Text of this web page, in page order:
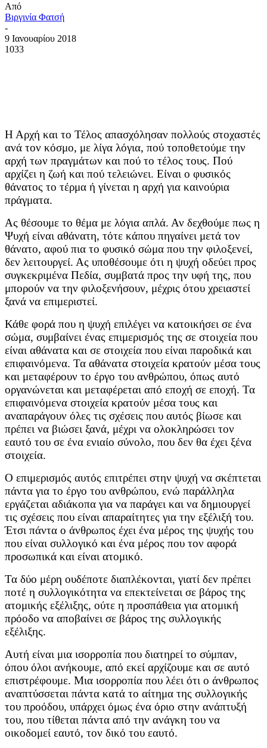
Από
Βιργινία Φατσή
-
9 Ιανουαρίου 2018
1033
Η Αρχή και το Τέλος απασχόλησαν πολλούς στοχαστές
ανά τον κόσμο, με λίγα λόγια, πού τοποθετούμε την
αρχή των πραγμάτων και πού το τέλος τους. Πού
αρχίζει η ζωή και πού τελειώνει. Είναι ο φυσικός
θάνατος το τέρμα ή γίνεται η αρχή για καινούρια
πράγματα.
Ας θέσουμε το θέμα με λόγια απλά. Αν δεχθούμε πως η
Ψυχή είναι αθάνατη, τότε κάπου πηγαίνει μετά τον
θάνατο, αφού πια το φυσικό σώμα που την φιλοξενεί,
δεν λειτουργεί. Ας υποθέσουμε ότι η ψυχή οδεύει προς
συγκεκριμένα Πεδία, συμβατά προς την υφή της, που
μπορούν να την φιλοξενήσουν, μέχρις ότου χρειαστεί
ξανά να επιμεριστεί.
Κάθε φορά που η ψυχή επιλέγει να κατοικήσει σε ένα
σώμα, συμβαίνει ένας επιμερισμός της σε στοιχεία που
είναι αθάνατα και σε στοιχεία που είναι παροδικά και
επιφαινόμενα. Τα αθάνατα στοιχεία κρατούν μέσα τους
και μεταφέρουν το έργο του ανθρώπου, όπως αυτό
οργανώνεται και μεταφέρεται από εποχή σε εποχή. Τα
επιφαινόμενα στοιχεία κρατούν μέσα τους και
αναπαράγουν όλες τις σχέσεις που αυτός βίωσε και
πρέπει να βιώσει ξανά, μέχρι να ολοκληρώσει τον
εαυτό του σε ένα ενιαίο σύνολο, που δεν θα έχει ξένα
στοιχεία.
Ο επιμερισμός αυτός επιτρέπει στην ψυχή να σκέπτεται
πάντα για το έργο του ανθρώπου, ενώ παράλληλα
εργάζεται αδιάκοπα για να παράγει και να δημιουργεί
τις σχέσεις που είναι απαραίτητες για την εξέλιξή του.
Έτσι πάντα ο άνθρωπος έχει ένα μέρος της ψυχής του
που είναι συλλογικό και ένα μέρος που τον αφορά
προσωπικά και είναι ατομικό.
Τα δύο μέρη ουδέποτε διαπλέκονται, γιατί δεν πρέπει
ποτέ η συλλογικότητα να επεκτείνεται σε βάρος της
ατομικής εξέλιξης, ούτε η προσπάθεια για ατομική
πρόοδο να αποβαίνει σε βάρος της συλλογικής
εξέλιξης.
Αυτή είναι μια ισορροπία που διατηρεί το σύμπαν,
όπου όλοι ανήκουμε, από εκεί αρχίζουμε και σε αυτό
επιστρέφουμε. Μια ισορροπία που λέει ότι ο άνθρωπος
αναπτύσσεται πάντα κατά το αίτημα της συλλογικής
του προόδου, υπάρχει όμως ένα όριο στην ανάπτυξή
του, που τίθεται πάντα από την ανάγκη του να
οικοδομεί εαυτό, τον δικό του εαυτό.